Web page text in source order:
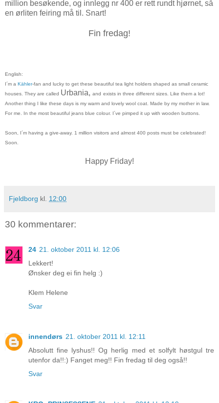
million besøkende, og innlegg nr 400 er rett rundt hjørnet, så
en ørliten feiring må til. Snart!
Fin fredag!
English:
I´m a Kähler-fan and lucky to get these beautiful tea light holders shaped as small ceramic
houses. They are called Urbania, and exists in three different sizes. Like them a lot!
Another thing I like these days is my warm and lovely wool coat. Made by my mother in law.
For me. In the most beautiful jeans blue colour. I´ve pimped it up with wooden buttons.
Soon, I´m having a give-away. 1 million visitors and almost 400 posts must be celebrated!
Soon.
Happy Friday!
Fjeldborg kl. 12:00
30 kommentarer:
24 21. oktober 2011 kl. 12:06
Lekkert!
Ønsker deg ei fin helg :)
Klem Helene
Svar
innendørs 21. oktober 2011 kl. 12:11
Absolutt fine lyshus!! Og herlig med et solfylt høstgul tre
utenfor da!!:) Fanget meg!! Fin fredag til deg også!!
Svar